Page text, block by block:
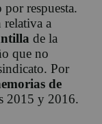
respuesta.
a
de la
que no
Por
emorias de
2015 y 2016.